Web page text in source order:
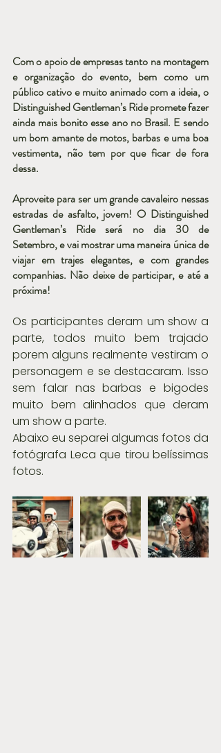
Com o apoio de empresas tanto na montagem
e organização do evento, bem como um
público cativo e muito animado com a ideia, o
Distinguished Gentleman’s Ride promete fazer
ainda mais bonito esse ano no Brasil. E sendo
um bom amante de motos, barbas e uma boa
vestimenta, não tem por que ficar de fora
dessa.
Aproveite para ser um grande cavaleiro nessas
estradas de asfalto, jovem! O Distinguished
Gentleman’s Ride será no dia 30 de
Setembro, e vai mostrar uma maneira única de
viajar em trajes elegantes, e com grandes
companhias. Não deixe de participar, e até a
próxima!
Os participantes deram um show a
parte, todos muito bem trajado
porem alguns realmente vestiram o
personagem e se destacaram. Isso
sem falar nas barbas e bigodes
muito bem alinhados que deram
um show a parte.
Abaixo eu separei algumas fotos da
fotógrafa Leca que tirou belíssimas
fotos.